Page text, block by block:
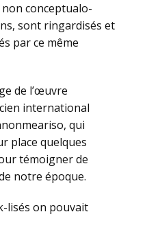
conceptualo-
sont ringardisés et
par ce même
de l’œuvre
international
qui
place quelques
témoigner de
notre époque.
lisés on pouvait